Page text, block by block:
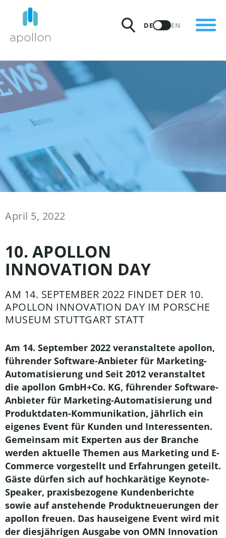
PREISE
PARTNER
WARUM APOLLON
DE EN
April 5, 2022
10. APOLLON
INNOVATION DAY
AM 14. SEPTEMBER 2022 FINDET DER 10.
APOLLON INNOVATION DAY IM PORSCHE
MUSEUM STUTTGART STATT​
Am 14. September 2022 veranstaltete apollon,
führender Software-Anbieter für Marketing-
Automatisierung und Seit 2012 veranstaltet
die apollon GmbH+Co. KG, führender Software-
Anbieter für Marketing-Automatisierung und
Produktdaten-Kommunikation, jährlich ein
eigenes Event für Kunden und Interessenten.
Gemeinsam mit Experten aus der Branche
werden aktuelle Themen aus Marketing und E-
Commerce vorgestellt und Erfahrungen geteilt.
Gäste dürfen sich auf hochkarätige Keynote-
Speaker, praxisbezogene Kundenberichte
sowie auf anstehende Produktneuerungen der
apollon freuen. Das hauseigene Event wird mit
der diesjährigen Ausgabe von OMN Innovation